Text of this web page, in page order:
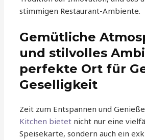
stimmigen Restaurant-Ambiente.
Gemütliche
und stilvolles
perfekte Ort für
Geselligkeit
Zeit zum Entspannen und
Kitchen bietet nicht nur eine
Speisekarte, sondern auch ein